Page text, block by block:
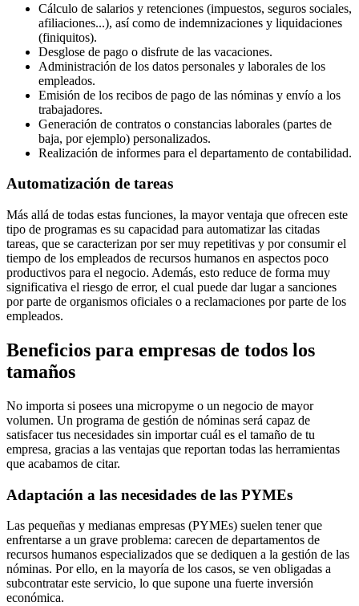
Cálculo de salarios y retenciones (impuestos, seguros sociales,
afiliaciones...), así como de indemnizaciones y liquidaciones
(finiquitos).
Desglose de pago o disfrute de las vacaciones.
Administración de los datos personales y laborales de los
empleados.
Emisión de los recibos de pago de las nóminas y envío a los
trabajadores.
Generación de contratos o constancias laborales (partes de
baja, por ejemplo) personalizados.
Realización de informes para el departamento de contabilidad.
Automatización de tareas
Más allá de todas estas funciones, la mayor ventaja que ofrecen este
tipo de programas es su capacidad para automatizar las citadas
tareas, que se caracterizan por ser muy repetitivas y por consumir el
tiempo de los empleados de recursos humanos en aspectos poco
productivos para el negocio. Además, esto reduce de forma muy
significativa el riesgo de error, el cual puede dar lugar a sanciones
por parte de organismos oficiales o a reclamaciones por parte de los
empleados.
Beneficios para empresas de todos los
tamaños
No importa si posees una micropyme o un negocio de mayor
volumen. Un programa de gestión de nóminas será capaz de
satisfacer tus necesidades sin importar cuál es el tamaño de tu
empresa, gracias a las ventajas que reportan todas las herramientas
que acabamos de citar.
Adaptación a las necesidades de las PYMEs
Las pequeñas y medianas empresas (PYMEs) suelen tener que
enfrentarse a un grave problema: carecen de departamentos de
recursos humanos especializados que se dediquen a la gestión de las
nóminas. Por ello, en la mayoría de los casos, se ven obligadas a
subcontratar este servicio, lo que supone una fuerte inversión
económica.